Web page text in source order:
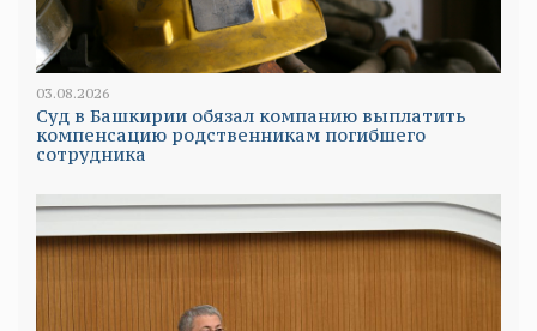
03.08.2026
Суд в Башкирии обязал компанию выплатить
компенсацию родственникам погибшего
сотрудника